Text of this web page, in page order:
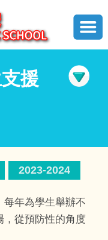
援
2023-2024
每年為學生舉辦不
，從預防性的角度